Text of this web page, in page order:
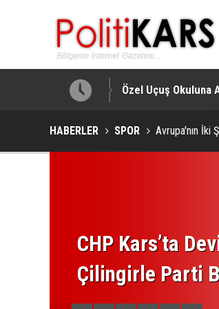
Özel Uçuş Okuluna
HABERLER SPOR Avrupa'nın İki
CHP Kars’ta
Çilingirle Parti